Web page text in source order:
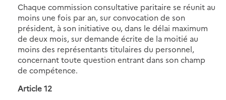
Chaque commission consultative paritaire se réunit au
moins une fois par an, sur convocation de son
président, à son initiative ou, dans le délai maximum
de deux mois, sur demande écrite de la moitié au
moins des représentants titulaires du personnel,
concernant toute question entrant dans son champ
de compétence.
Article 12